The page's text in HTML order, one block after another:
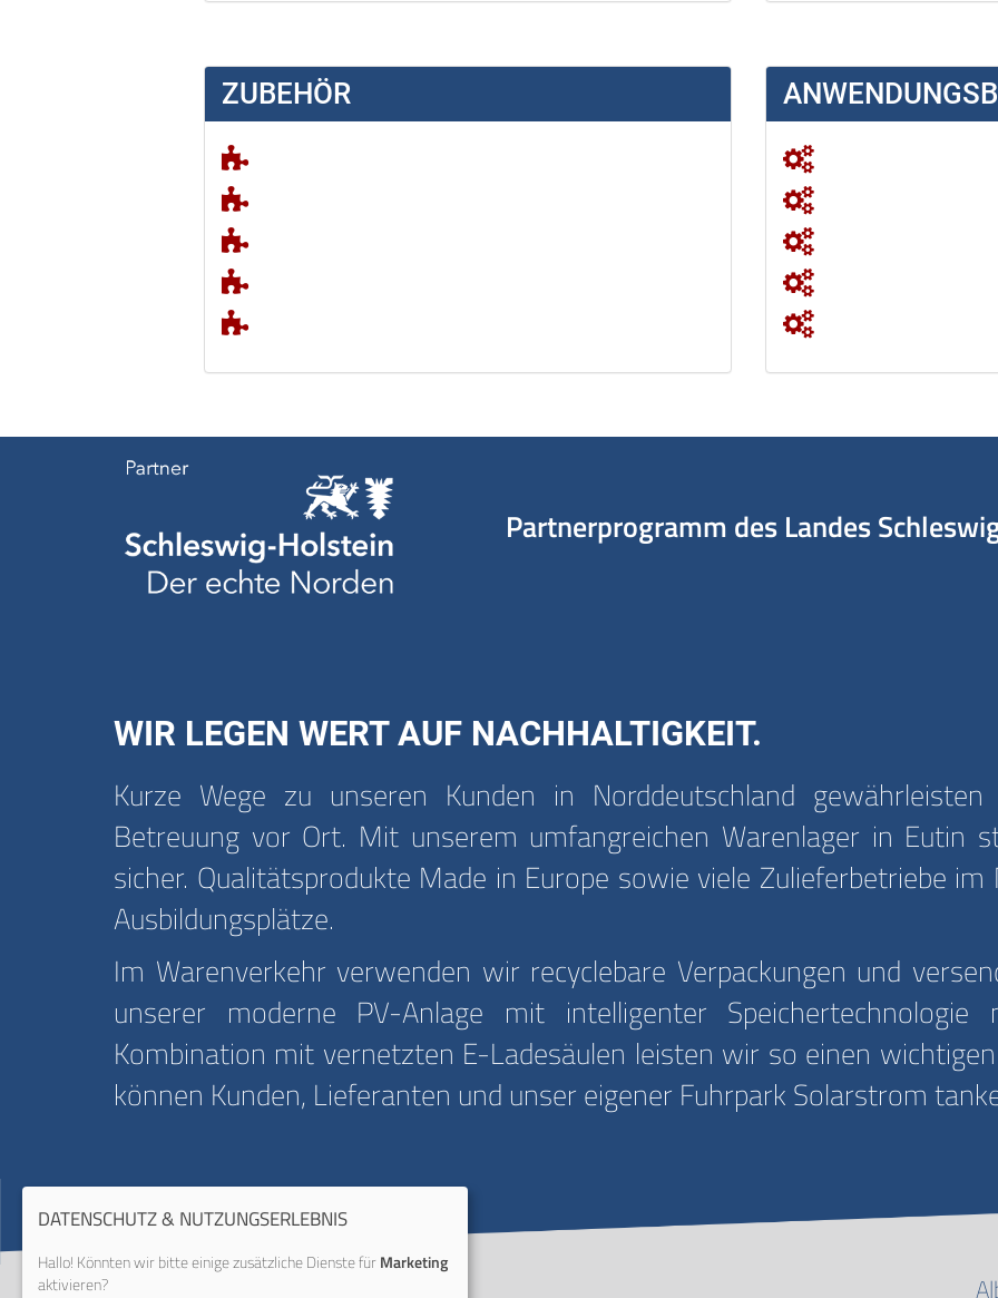
ZUBEHÖR
Partnerprogramm des Landes
WIR LEGEN WERT AUF NACHHALTIGKEIT.
Kurze Wege zu unseren Kunden in Norddeutschland
Betreuung vor Ort. Mit unserem umfangreichen Warenlager in Eutin
sicher. Qualitätsprodukte Made in Europe sowie viele Zulieferbetriebe
Ausbildungsplätze.
Im Warenverkehr verwenden wir recyclebare Verpackungen und
unserer moderne PV-Anlage mit intelligenter
Kombination mit vernetzten E-Ladesäulen leisten wir so einen
können Kunden, Lieferanten und unser eigener Fuhrpark Solarstrom
DATENSCHUTZ & NUTZUNGSERLEBNIS
Hallo! Könnten wir bitte einige zusätzliche Dienste fürMarketing
aktivieren?